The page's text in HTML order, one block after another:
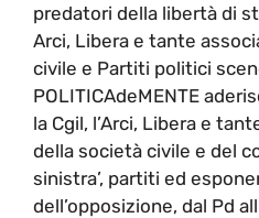
predatori della libertà di
Arci, Libera e tante
civile e Partiti politici
POLITICAdeMENTE
la Cgil, l’Arci, Libera e
della società civile e del
sinistra’, partiti ed
dell’opposizione, dal Pd